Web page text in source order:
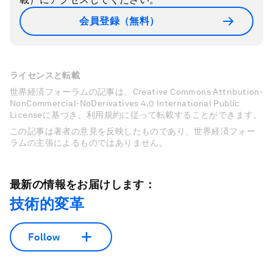
会員登録（無料）
ライセンスと転載
世界経済フォーラムの記事は、Creative Commons Attribution-
NonCommercial-NoDerivatives 4.0 International Public
Licenseに基づき、利用規約に従って転載することができます。
この記事は著者の意見を反映したものであり、世界経済フォー
ラムの主張によるものではありません。
最新の情報をお届けします：
技術的変革
Follow